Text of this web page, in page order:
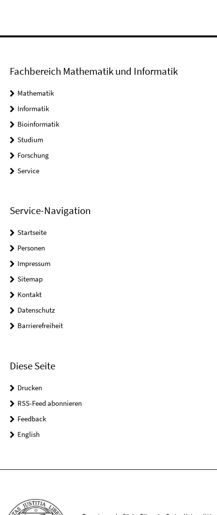
Fachbereich Mathematik und Informatik
Mathematik
Informatik
Bioinformatik
Studium
Forschung
Service
Service-Navigation
Startseite
Personen
Impressum
Sitemap
Kontakt
Datenschutz
Barrierefreiheit
Diese Seite
Drucken
RSS-Feed abonnieren
Feedback
English